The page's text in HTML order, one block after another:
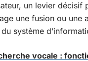
un levier
une fusion ou une
système
vocale :